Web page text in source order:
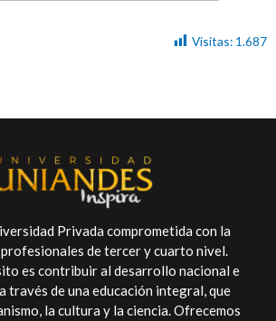
Visitas: 1.687
Privada comprometida con la
de tercer y cuarto nivel.
es contribuir al desarrollo nacional e
través de una educación integral, que
la cultura y la ciencia. Ofrecemos